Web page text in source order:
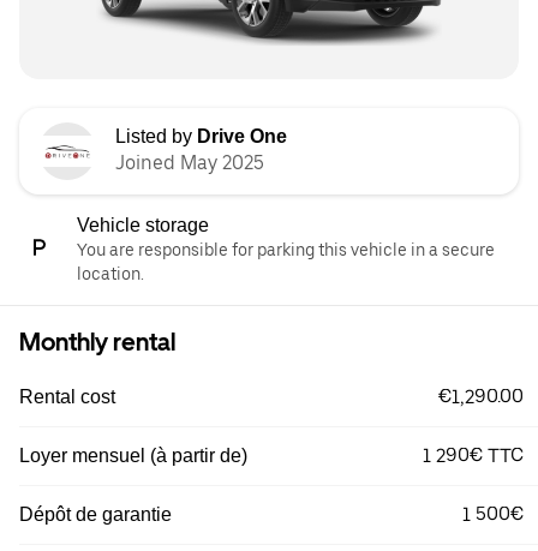
Listed by Drive One
Joined May 2025
Vehicle storage
You are responsible for parking this vehicle in a secure
location.
Monthly rental
Rental cost €1,290.00
Loyer mensuel (à partir de) 1 290€ TTC
Dépôt de garantie 1 500€